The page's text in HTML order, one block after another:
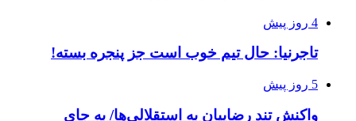
4 روز پیش
تاجرنیا: حال تیم خوب است جز پنجره بسته!
5 روز پیش
واکنش تند رضاییان به استقلالی‌ها/ به جای